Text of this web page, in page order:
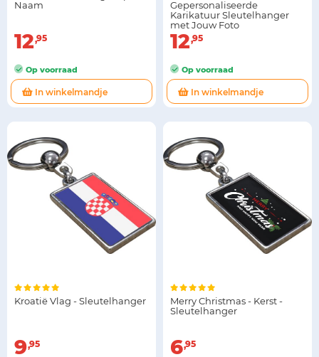
Naam
12 95
Op voorraad
In winkelmandje
Gepersonaliseerde
Karikatuur Sleutelhanger
met Jouw Foto
12 95
Op voorraad
In winkelmandje
Kroatië Vlag - Sleutelhanger
9 95
Merry Christmas - Kerst -
Sleutelhanger
6 95